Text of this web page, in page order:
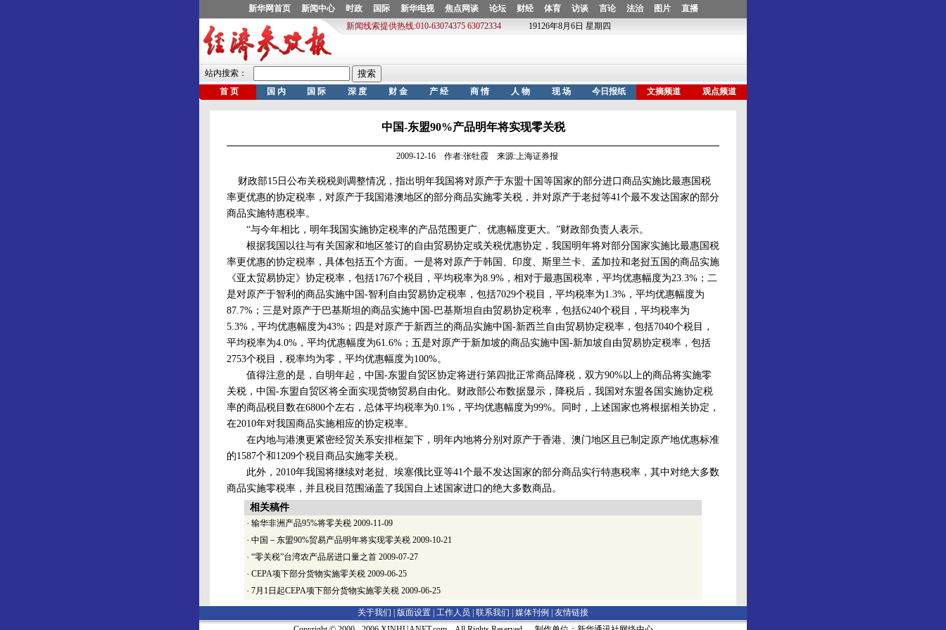
中国-东盟90%产品明年将实现零关税
2009-12-16 作者:张牡霞 来源:上海证券报
财政部15日公布关税税则调整情况，指出明年我国将对原产于东盟十国等国家的部分进口商品实施比最惠国税
率更优惠的协定税率，对原产于我国港澳地区的部分商品实施零关税，并对原产于老挝等41个最不发达国家的部分
商品实施特惠税率。
“与今年相比，明年我国实施协定税率的产品范围更广、优惠幅度更大。”财政部负责人表示。
根据我国以往与有关国家和地区签订的自由贸易协定或关税优惠协定，我国明年将对部分国家实施比最惠国税
率更优惠的协定税率，具体包括五个方面。一是将对原产于韩国、印度、斯里兰卡、孟加拉和老挝五国的商品实施
《亚太贸易协定》协定税率，包括1767个税目，平均税率为8.9%，相对于最惠国税率，平均优惠幅度为23.3%；二
是对原产于智利的商品实施中国-智利自由贸易协定税率，包括7029个税目，平均税率为1.3%，平均优惠幅度为
87.7%；三是对原产于巴基斯坦的商品实施中国-巴基斯坦自由贸易协定税率，包括6240个税目，平均税率为
5.3%，平均优惠幅度为43%；四是对原产于新西兰的商品实施中国-新西兰自由贸易协定税率，包括7040个税目，
平均税率为4.0%，平均优惠幅度为61.6%；五是对原产于新加坡的商品实施中国-新加坡自由贸易协定税率，包括
2753个税目，税率均为零，平均优惠幅度为100%。
值得注意的是，自明年起，中国-东盟自贸区协定将进行第四批正常商品降税，双方90%以上的商品将实施零
关税，中国-东盟自贸区将全面实现货物贸易自由化。财政部公布数据显示，降税后，我国对东盟各国实施协定税
率的商品税目数在6800个左右，总体平均税率为0.1%，平均优惠幅度为99%。同时，上述国家也将根据相关协定，
在2010年对我国商品实施相应的协定税率。
在内地与港澳更紧密经贸关系安排框架下，明年内地将分别对原产于香港、澳门地区且已制定原产地优惠标准
的1587个和1209个税目商品实施零关税。
此外，2010年我国将继续对老挝、埃塞俄比亚等41个最不发达国家的部分商品实行特惠税率，其中对绝大多数
商品实施零税率，并且税目范围涵盖了我国自上述国家进口的绝大多数商品。
相关稿件
· 输华非洲产品95%将零关税 2009-11-09
· 中国－东盟90%贸易产品明年将实现零关税 2009-10-21
· “零关税”台湾农产品居进口量之首 2009-07-27
· CEPA项下部分货物实施零关税 2009-06-25
· 7月1日起CEPA项下部分货物实施零关税 2009-06-25
关于我们 | 版面设置 工作人员 联系我们 媒体刊例
友情链接